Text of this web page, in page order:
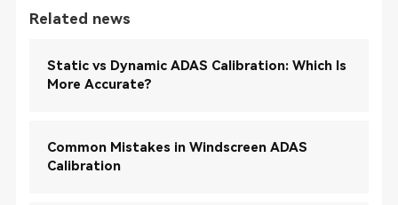
Related news
Static vs Dynamic ADAS Calibration: Which Is
More Accurate?
Common Mistakes in Windscreen ADAS
Calibration